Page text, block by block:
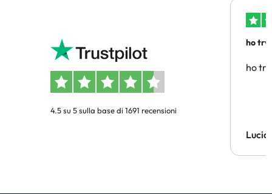
4.5 su 5 sulla base di 1691 recensioni
ho
ho
Lucia